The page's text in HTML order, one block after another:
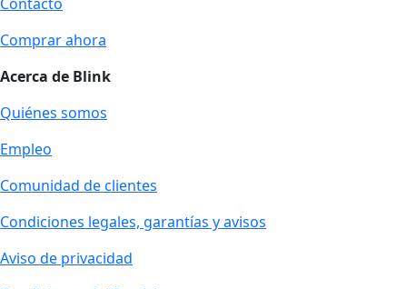
Contacto
Comprar ahora
Acerca de Blink
Quiénes somos
Empleo
Comunidad de clientes
Condiciones legales, garantías y avisos
Aviso de privacidad